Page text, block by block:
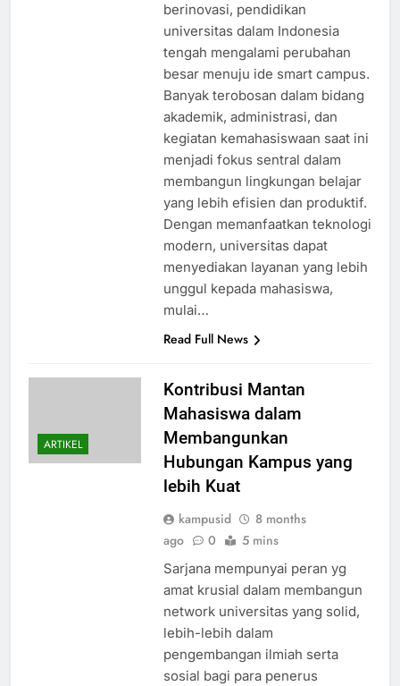
berinovasi, pendidikan
universitas dalam Indonesia
tengah mengalami perubahan
besar menuju ide smart campus.
Banyak terobosan dalam bidang
akademik, administrasi, dan
kegiatan kemahasiswaan saat ini
menjadi fokus sentral dalam
membangun lingkungan belajar
yang lebih efisien dan produktif.
Dengan memanfaatkan teknologi
modern, universitas dapat
menyediakan layanan yang lebih
unggul kepada mahasiswa,
mulai…
Read Full News
ARTIKEL
Kontribusi Mantan
Mahasiswa dalam
Membangunkan
Hubungan Kampus yang
lebih Kuat
kampusid
8 months
ago
0 5 mins
Sarjana mempunyai peran yg
amat krusial dalam membangun
network universitas yang solid,
lebih-lebih dalam
pengembangan ilmiah serta
sosial bagi para penerus